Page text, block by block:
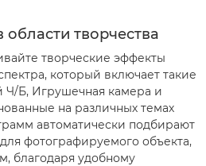
творчества
творческие эффекты
который включает такие
Ч/Б, Игрушечная камера и
на различных темах
автоматически подбирают
фотографируемого объекта,
благодаря удобному